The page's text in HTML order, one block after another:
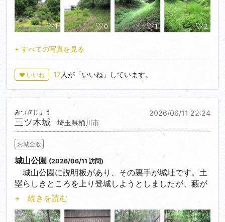
神姫バス神戸三ノ宮バスターミナルからバスに乗り
淡河バス停下車。徒歩２～３分くらいで登城口に行く
意です。
1 0 1 2
+ すべての写真を見る
♥ いいね 17人が「いいね」しています。
2026/06/11 22:24
三ツ木城
みつぎじょう
埼玉県桶川市
お城全般
城山公園 (2026/06/11 訪問)
城山公園に説明板があり、その裏手が城址です。土
塁らしきところを上り登城しようとしましたが、藪が
ひどく散策は断念しました。空堀や土塁などが遺され
ているようで期待して来ましたが、冬に来るべきでし
た。
+ 続きを読む